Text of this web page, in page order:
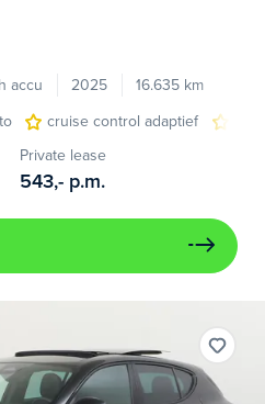
accu 2025
16.635 km
cruise control adaptief
Private lease
543,- p.m.